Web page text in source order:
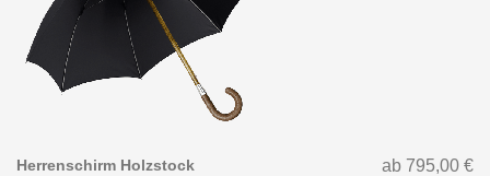
Herrenschirm Holzstock
ab 795,00 €